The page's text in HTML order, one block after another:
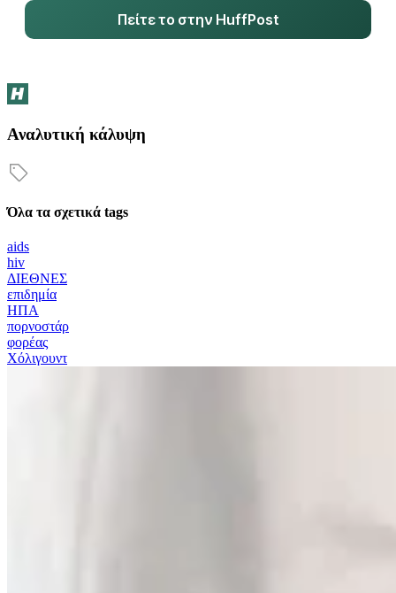
Πείτε το στην HuffPost
Αναλυτική κάλυψη
Όλα τα σχετικά tags
aids
hiv
ΔΙΕΘΝΕΣ
επιδημία
ΗΠΑ
πορνοστάρ
φορέας
Χόλιγουντ